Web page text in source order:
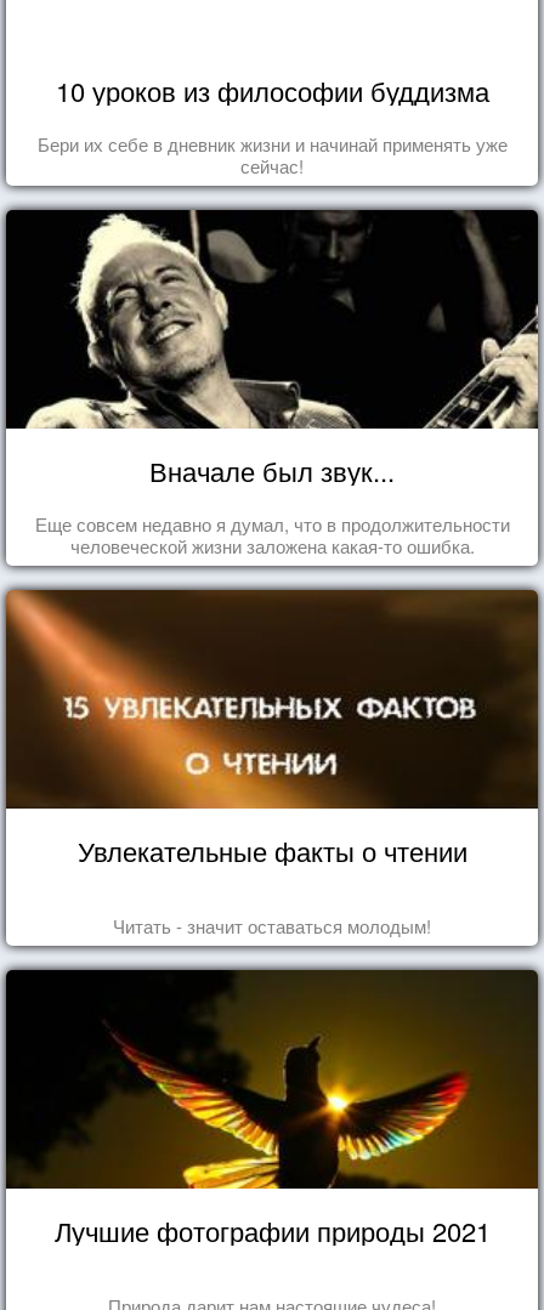
10 уроков из философии буддизма
Бери их себе в дневник жизни и начинай применять уже
сейчас!
Вначале был звук...
Еще совсем недавно я думал, что в продолжительности
человеческой жизни заложена какая-то ошибка.
Увлекательные факты о чтении
Читать - значит оставаться молодым!
Лучшие фотографии природы 2021